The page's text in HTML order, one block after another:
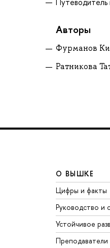
Авторы
Фурманов
Ратникова
О ВЫШКЕ
Цифры и факты
Руководство и
Устойчивое